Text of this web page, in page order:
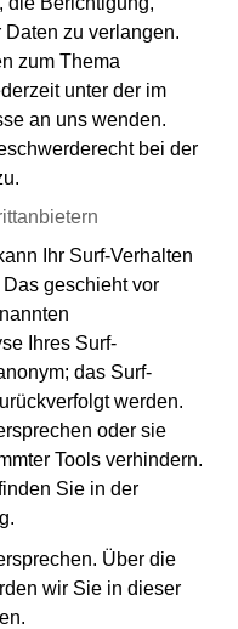
zu verlangen.
zum Thema
unter der im
an uns wenden.
bei der
Ihr Surf-Verhalten
geschieht vor
Ihres Surf-
das Surf-
werden.
oder sie
Tools verhindern.
Sie in der
Über die
wir Sie in dieser